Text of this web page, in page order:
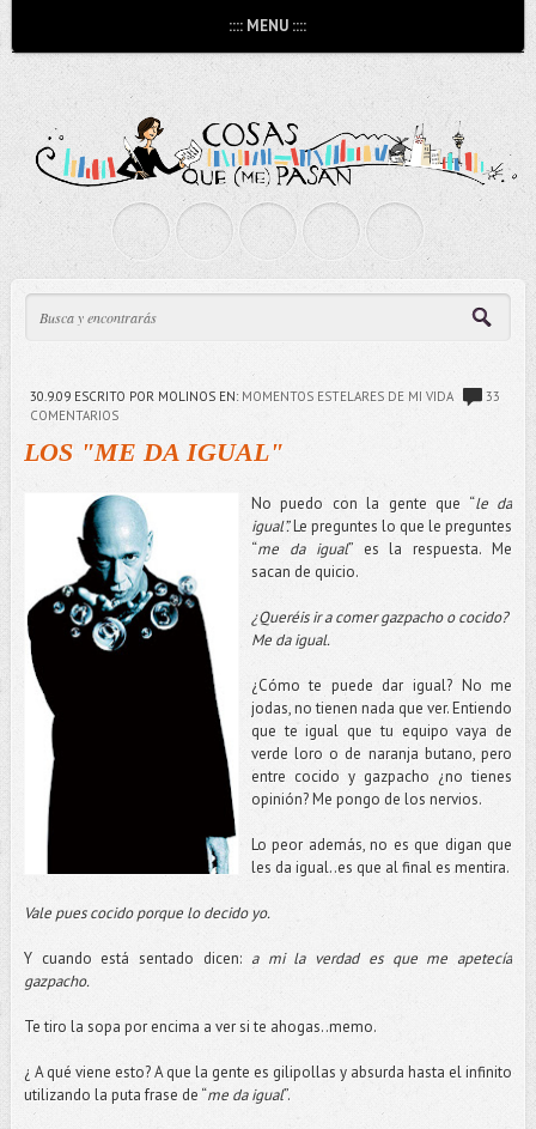
:::: MENU ::::
30.9.09ESCRITO POR MOLINOS EN: MOMENTOS ESTELARES DE MI VIDA
33
COMENTARIOS
LOS "ME DA IGUAL"
No puedo con la gente que “le da
igual”.Le preguntes lo que le preguntes
“me da igual” es la respuesta. Me
sacan de quicio.
¿Queréis ir a comer gazpacho o cocido?
Me da igual.
¿Cómo te puede dar igual? No me
jodas, no tienen nada que ver. Entiendo
que te igual que tu equipo vaya de
verde loro o de naranja butano, pero
entre cocido y gazpacho ¿no tienes
opinión? Me pongo de los nervios.
Lo peor además, no es que digan que
les da igual..es que al final es mentira.
Vale pues cocido porque lo decido yo.
Y cuando está sentado dicen: a mi la verdad es que me apetecía
gazpacho.
Te tiro la sopa por encima a ver si te ahogas..memo.
¿ A qué viene esto? A que la gente es gilipollas y absurda hasta el infinito
utilizando la puta frase de “me da igual”.